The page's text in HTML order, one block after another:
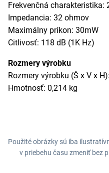
Frekvenčná charakteristika:
Impedancia: 32 ohmov
Maximálny príkon: 30mW
Citlivosť: 118 dB (1K Hz)
Rozmery výrobku
Rozmery výrobku (Š x V x
Hmotnosť: 0,214 kg
Použité obrázky sú iba
v priebehu času zmeniť bez